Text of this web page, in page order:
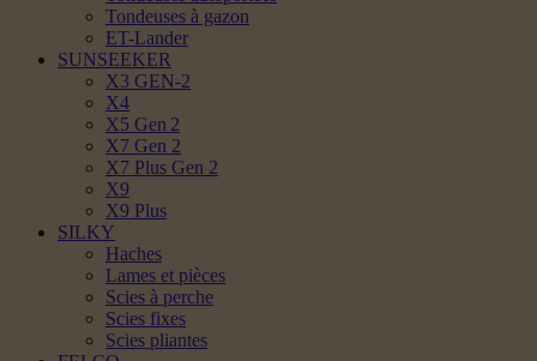
Tondeuses à gazon
ET-Lander
SUNSEEKER
X3 GEN-2
X4
X5 Gen 2
X7 Gen 2
X7 Plus Gen 2
X9
X9 Plus
SILKY
Haches
Lames et pièces
Scies à perche
Scies fixes
Scies pliantes